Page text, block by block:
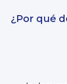
¿Por qué